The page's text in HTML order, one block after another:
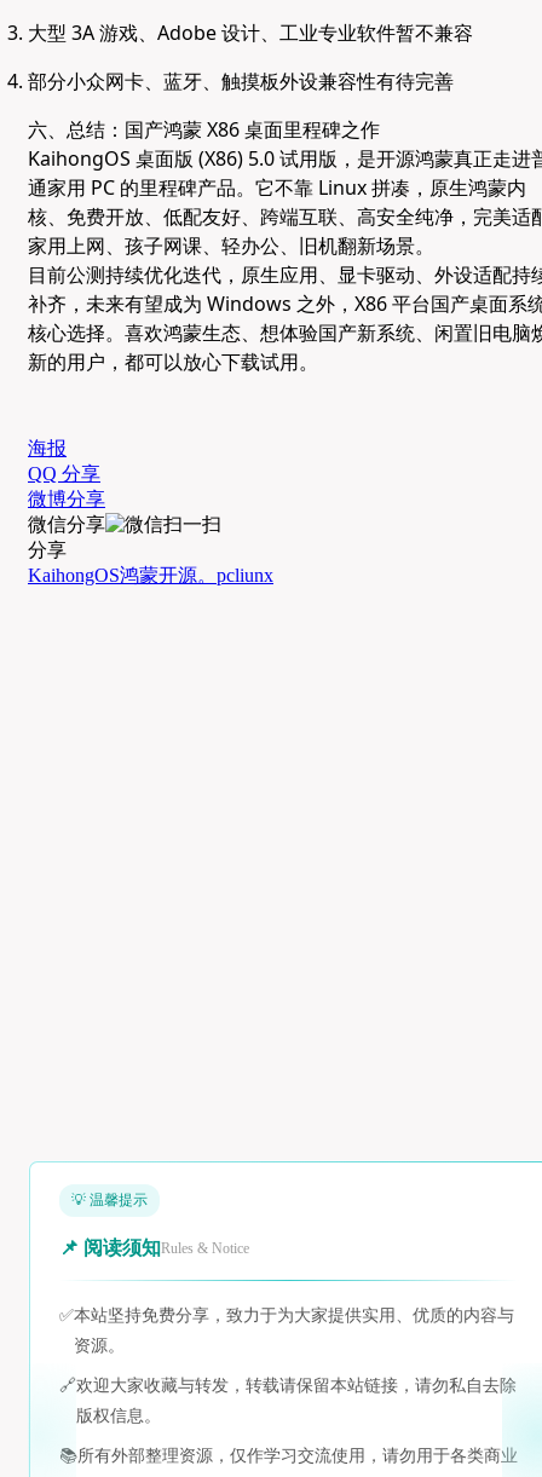
大型 3A 游戏、Adobe 设计、工业专业软件暂不兼容
部分小众网卡、蓝牙、触摸板外设兼容性有待完善
六、总结：国产鸿蒙 X86 桌面里程碑之作
KaihongOS 桌面版 (X86) 5.0 试用版，是开源鸿蒙真正走进
通家用 PC 的里程碑产品。它不靠 Linux 拼凑，原生鸿蒙内
核、免费开放、低配友好、跨端互联、高安全纯净，完美适
家用上网、孩子网课、轻办公、旧机翻新场景。
目前公测持续优化迭代，原生应用、显卡驱动、外设适配持
补齐，未来有望成为 Windows 之外，X86 平台国产桌面系
核心选择。喜欢鸿蒙生态、想体验国产新系统、闲置旧电脑
新的用户，都可以放心下载试用。
海报
QQ 分享
微博分享
微信分享
分享
KaihongOS鸿蒙开源。pcliunx
💡 温馨提示
📌 阅读须知Rules & Notice
✅本站坚持免费分享，致力于为大家提供实用、优质的内容与
资源。
🔗欢迎大家收藏与转发，转载请保留本站链接，请勿私自去除
版权信息。
📚所有外部整理资源，仅作学习交流使用，请勿用于各类商业